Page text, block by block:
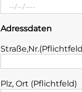
Adressdaten
Plz, Ort (Pflichtfeld)